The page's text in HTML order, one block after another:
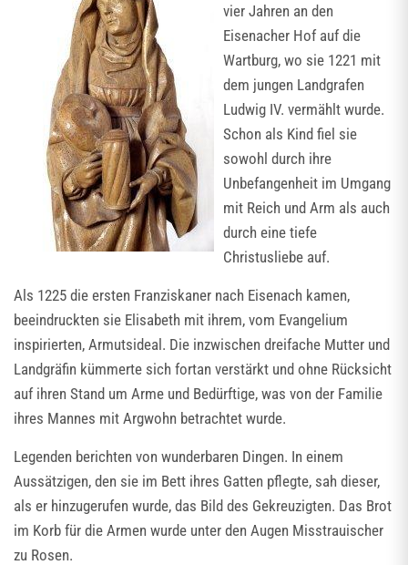
vier Jahren an den
Eisenacher Hof auf die
Wartburg, wo sie 1221 mit
dem jungen Landgrafen
Ludwig IV. vermählt wurde.
Schon als Kind fiel sie
sowohl durch ihre
Unbefangenheit im Umgang
mit Reich und Arm als auch
durch eine tiefe
Christusliebe auf.
Als 1225 die ersten Franziskaner nach Eisenach kamen,
beeindruckten sie Elisabeth mit ihrem, vom Evangelium
inspirierten, Armutsideal. Die inzwischen dreifache Mutter und
Landgräfin kümmerte sich fortan verstärkt und ohne Rücksicht
auf ihren Stand um Arme und Bedürftige, was von der Familie
ihres Mannes mit Argwohn betrachtet wurde.
Legenden berichten von wunderbaren Dingen. In einem
Aussätzigen, den sie im Bett ihres Gatten pflegte, sah dieser,
als er hinzugerufen wurde, das Bild des Gekreuzigten. Das Brot
im Korb für die Armen wurde unter den Augen Misstrauischer
zu Rosen.